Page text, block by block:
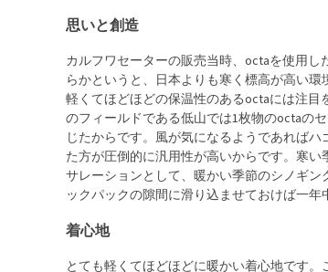
思いと創造
カルフワセーターの販売当時、octaを使用
らかというと、日本よりも寒く標高が高い
軽くてほどほどの保温性のあるoctaには注
のフィールドである低山では1枚物のoctaの
じたからです。風が気になるようであれば
た方が圧倒的に汎用性が高いからです。寒
サレーションとして、暖かい季節のシノギ
ックパックの隙間に滑り込ませておけば一年
着心地
とても軽くてほどほどに暖かい着心地です